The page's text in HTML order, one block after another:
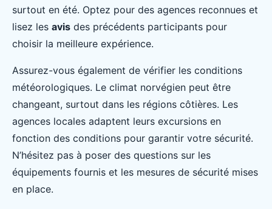
surtout en été. Optez pour des agences reconnues et
lisez les avis des précédents participants pour
choisir la meilleure expérience.
Assurez-vous également de vérifier les conditions
météorologiques. Le climat norvégien peut être
changeant, surtout dans les régions côtières. Les
agences locales adaptent leurs excursions en
fonction des conditions pour garantir votre sécurité.
N’hésitez pas à poser des questions sur les
équipements fournis et les mesures de sécurité mises
en place.